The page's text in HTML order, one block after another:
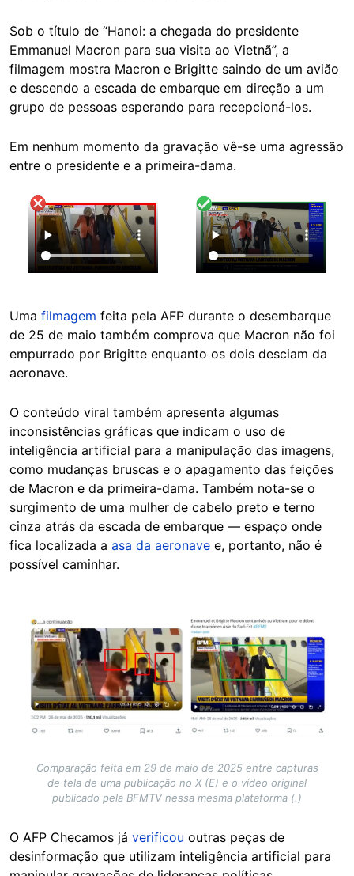
Sob o título de “Hanoi: a chegada do presidente
Emmanuel Macron para sua visita ao Vietnã”, a
filmagem mostra Macron e Brigitte saindo de um avião
e descendo a escada de embarque em direção a um
grupo de pessoas esperando para recepcioná-los.
Em nenhum momento da gravação vê-se uma agressão
entre o presidente e a primeira-dama.
Uma filmagem feita pela AFP durante o desembarque
de 25 de maio também comprova que Macron não foi
empurrado por Brigitte enquanto os dois desciam da
aeronave.
O conteúdo viral também apresenta algumas
inconsistências gráficas que indicam o uso de
inteligência artificial para a manipulação das imagens,
como mudanças bruscas e o apagamento das feições
de Macron e da primeira-dama. Também nota-se o
surgimento de uma mulher de cabelo preto e terno
cinza atrás da escada de embarque — espaço onde
fica localizada a asa da aeronave e, portanto, não é
possível caminhar.
Image
Comparação feita em 29 de maio de 2025 entre capturas
de tela de uma publicação no X (E) e o vídeo original
publicado pela BFMTV nessa mesma plataforma (.)
O AFP Checamos já verificou outras peças de
desinformação que utilizam inteligência artificial para